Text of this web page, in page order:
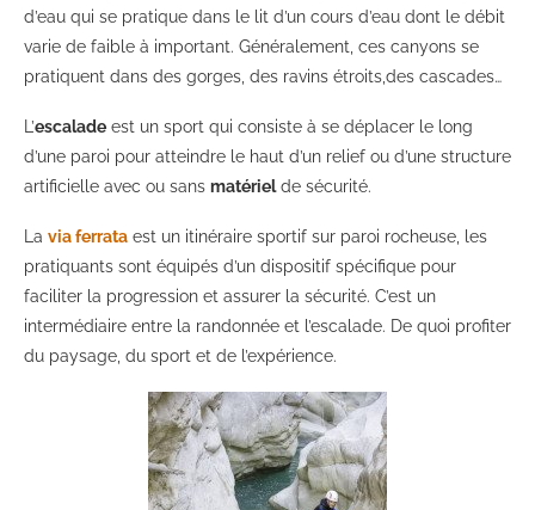
d’eau qui se pratique dans le lit d’un cours d’eau dont le débit
varie de faible à important. Généralement, ces canyons se
pratiquent dans des gorges, des ravins étroits,des cascades…
L’escalade est un sport qui consiste à se déplacer le long
d’une paroi pour atteindre le haut d’un relief ou d’une structure
artificielle avec ou sans matérielde sécurité.
La via ferrata est un itinéraire sportif sur paroi rocheuse, les
pratiquants sont équipés d’un dispositif spécifique pour
faciliter la progression et assurer la sécurité. C’est un
intermédiaire entre la randonnée et l’escalade. De quoi profiter
du paysage, du sport et de l’expérience.